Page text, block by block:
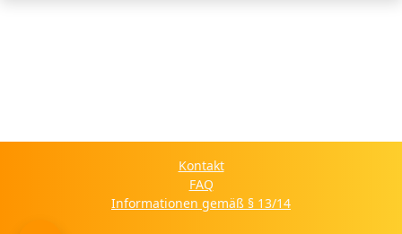
Kontakt
FAQ
Informationen gemäß § 13/14